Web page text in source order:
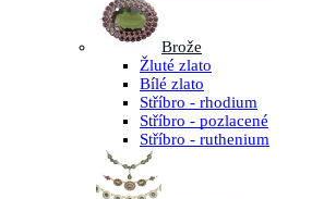
Brože
Žluté zlato
Bílé zlato
Stříbro - rhodium
Stříbro - pozlacené
Stříbro - ruthenium